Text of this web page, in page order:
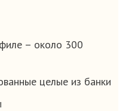
– около 300
целые из банки